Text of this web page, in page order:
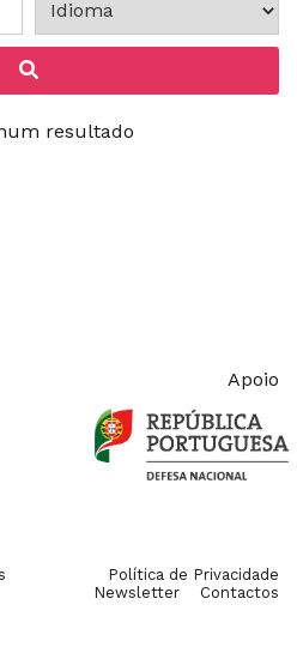
resultado
Apoio
Política de Privacidade
Newsletter
Contactos